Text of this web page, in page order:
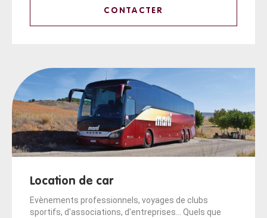
CONTACTER
Location de car
Evènements professionnels, voyages de clubs
sportifs, d'associations, d'entreprises... Quels que